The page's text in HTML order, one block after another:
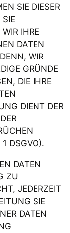
SIE DIESER
IHRE
DATEN
WIR
GRÜNDE
DIE IHRE
DIENT DER
DSGVO).
DATEN
ZU
JEDERZEIT
SIE
DATEN